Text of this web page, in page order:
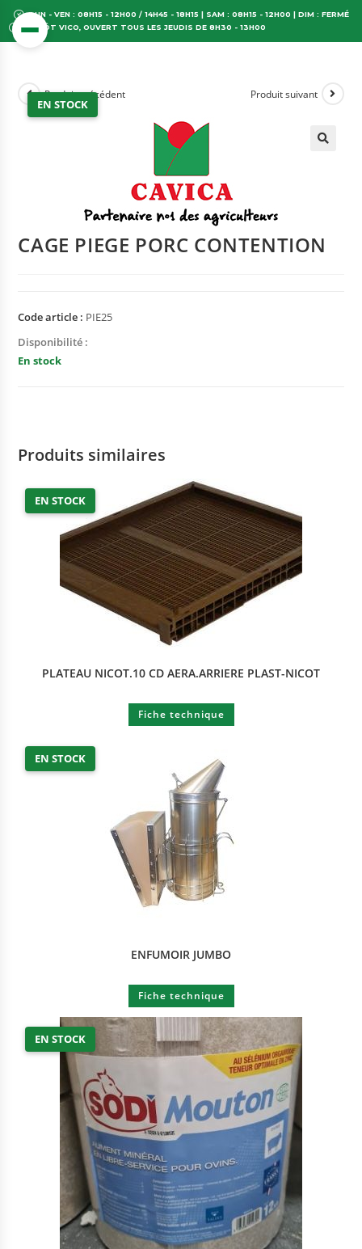
LUN - VEN : 08H15 - 12H00 / 14H45 - 18H15 | SAM : 08H15 - 12H00 | DIM : FERMÉ
DÉPÔT VICO, OUVERT TOUS LES JEUDIS DE 8H30 - 13H00
EN STOCK
Produit précédent Produit suivant
CAGE PIEGE PORC CONTENTION
Code article : PIE25
Disponibilité :
En stock
Produits similaires
EN STOCK
PLATEAU NICOT.10 CD AERA.ARRIERE PLAST-NICOT
Fiche technique
EN STOCK
ENFUMOIR JUMBO
Fiche technique
EN STOCK